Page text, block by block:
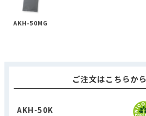
AKH-50MG
ご注文はこちらから
AKH-50K